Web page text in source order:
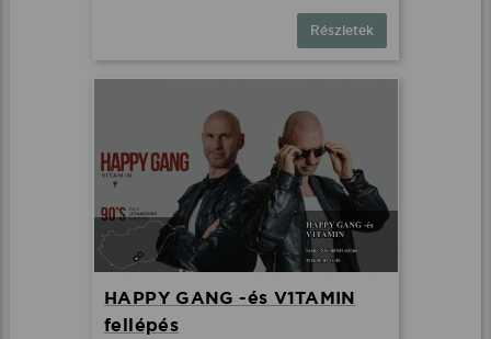
Részletek
HAPPY GANG -és V1TAMIN
fellépés